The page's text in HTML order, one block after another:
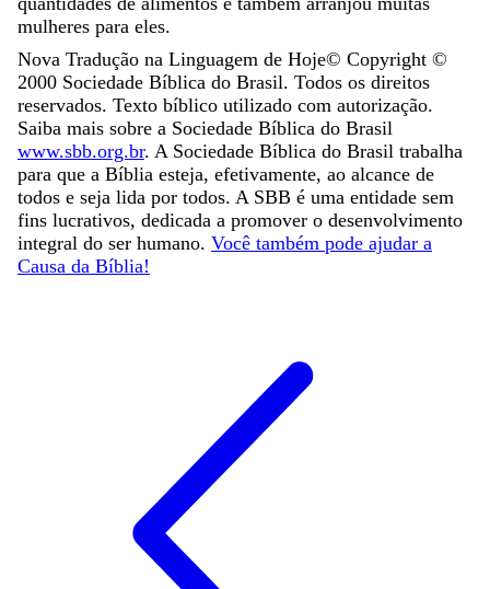
mulheres para eles.
Nova Tradução na Linguagem de Hoje© Copyright ©
2000 Sociedade Bíblica do Brasil. Todos os direitos
reservados. Texto bíblico utilizado com autorização.
Saiba mais sobre a Sociedade Bíblica do Brasil
www.sbb.org.br. A Sociedade Bíblica do Brasil trabalha
para que a Bíblia esteja, efetivamente, ao alcance de
todos e seja lida por todos. A SBB é uma entidade sem
fins lucrativos, dedicada a promover o desenvolvimento
integral do ser humano. Você também pode ajudar a
Causa da Bíblia!